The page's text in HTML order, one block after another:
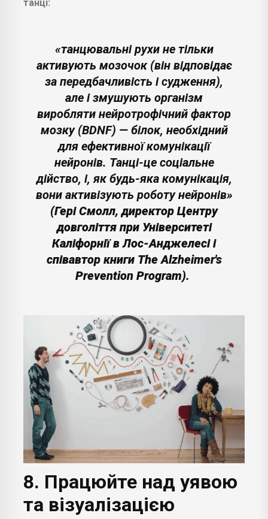
танці:
«танцювальні рухи не тільки
активують мозочок (він відповідає
за передбачливість і судження),
але і змушують організм
виробляти нейротрофічний фактор
мозку (BDNF) — білок, необхідний
для ефективної комунікації
нейронів. Танці-це соціальне
дійство, і, як будь-яка комунікація,
вони активізують роботу нейронів»
(Гері Смолл, директор Центру
довголіття при Університеті
Каліфорнії в Лос-Анджелесі і
співавтор книги The Alzheimer's
Prevention Program).
8. Працюйте над уявою
та візуалізацією